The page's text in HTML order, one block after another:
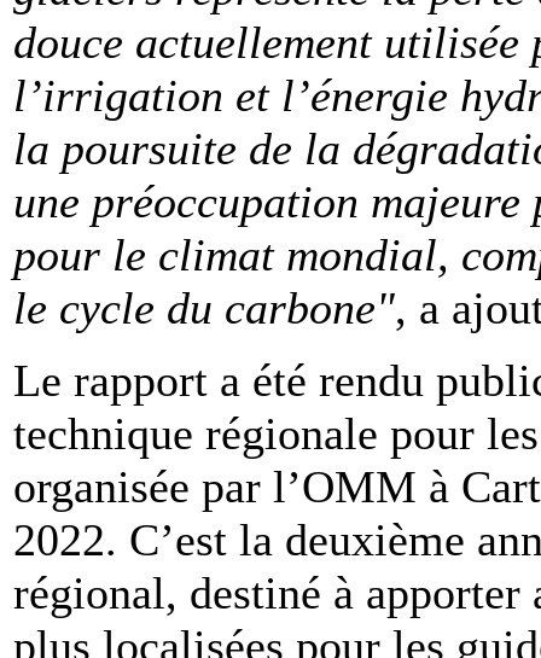
douce actuellement utilisée
l’irrigation et l’énergie
la poursuite de la
une préoccupation
pour le climat mondial,
le cycle du carbone", a
Le rapport a été rendu
technique régionale pour
organisée par l’OMM à
2022. C’est la deuxième
régional, destiné à
plus localisées pour les